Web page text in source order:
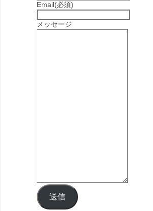
Email(必須)
メッセージ
送信